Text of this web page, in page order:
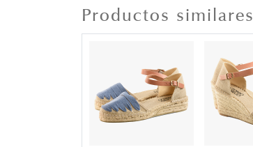
Productos similares